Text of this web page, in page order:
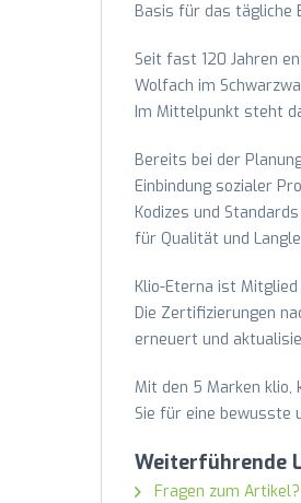
Basis für das tägliche
Seit fast 120 Jahren
Wolfach im
Im Mittelpunkt steht
Bereits bei der
Einbindung sozialer
Kodizes und
für Qualität und
Klio-Eterna ist
Die Zertifizierungen
erneuert und
Mit den 5 Marken
Sie für eine bewusste
Weiterführende
Fragen zum Artikel?